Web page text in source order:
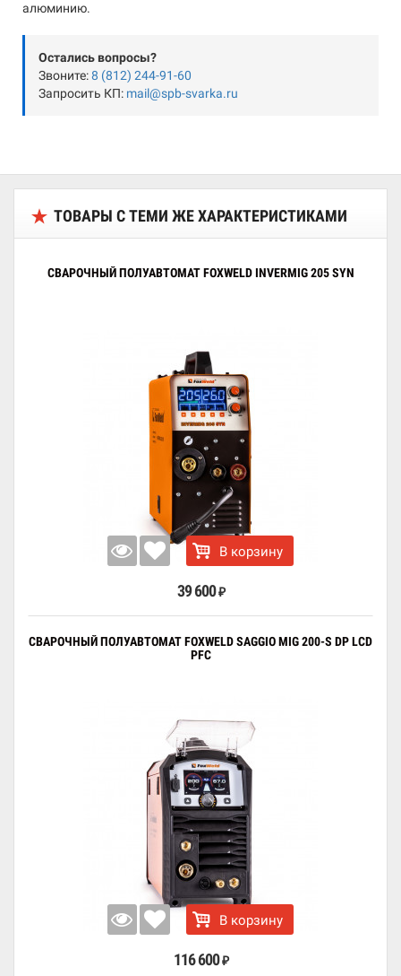
алюминию.
Остались вопросы?
Звоните:8 (812) 244-91-60
Запросить КП: mail@spb-svarka.ru
ТОВАРЫ С ТЕМИ ЖЕ ХАРАКТЕРИСТИКАМИ
СВАРОЧНЫЙ ПОЛУАВТОМАТ FOXWELD INVERMIG 205 SYN
В корзину
39 600 ₽
СВАРОЧНЫЙ ПОЛУАВТОМАТ FOXWELD SAGGIO MIG 200-S DP LCD
PFC
В корзину
116 600 ₽